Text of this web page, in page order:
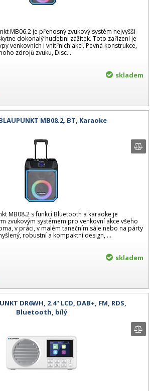
MB06.2 je přenosný zvukový systém nejvyšší
dokonalý hudební zážitek. Toto zařízení je
venkovních i vnitřních akcí. Pevná konstrukce,
zdrojů zvuku, Disc...
skladem
MB08.2, BT, Karaoke
MB08.2 s funkcí Bluetooth a karaoke je
zvukovým systémem pro venkovní akce všeho
v práci, v malém tanečním sále nebo na párty
robustní a kompaktní design, ...
skladem
DR6WH, 2.4" LCD, DAB+, FM, RDS,
Bluetooth, bílý